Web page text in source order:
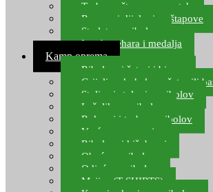
Torbe za štapove – match
Rezervni dijelovi za štapove
Starlete za ribolov
Izrada pehara i medalja
Kamp oprema
Ribolovni šatori i bivvy
Grijalice, kuhala za šator ili
Stolice i stolovi za ribolov
Ležaljke za ribolov
Ruksaci i torbe za ribolov
Vreće za spavanje
Ribolovni kišobrani
Obuća za ribolov
Odjeća za ribolov
Majice (T-SHIRTS)